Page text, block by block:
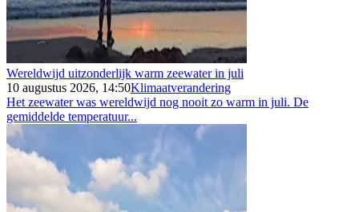
Wereldwijd uitzonderlijk warm zeewater in juli
10 augustus 2026, 14:50Klimaatverandering
Het zeewater was wereldwijd nog nooit zo warm in juli. De
gemiddelde temperatuur...